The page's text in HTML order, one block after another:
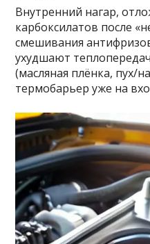
Внутренний нагар,
карбоксилатов после
смешивания
ухудшают
(масляная плёнка, пух/
термобарьер уже на